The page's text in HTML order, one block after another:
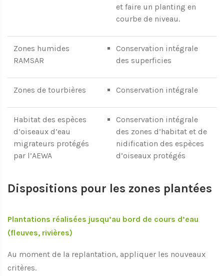
et faire un planting en
courbe de niveau.
Zones humides
RAMSAR
Conservation intégrale
des superficies
Zones de tourbières Conservation intégrale
Habitat des espèces
d’oiseaux d’eau
migrateurs protégés
par l’AEWA
Conservation intégrale
des zones d’habitat et de
nidification des espèces
d’oiseaux protégés
Dispositions pour les zones plantées
Plantations réalisées jusqu’au bord de cours d’eau
(fleuves, rivières)
Au moment de la replantation, appliquer les nouveaux
critères.